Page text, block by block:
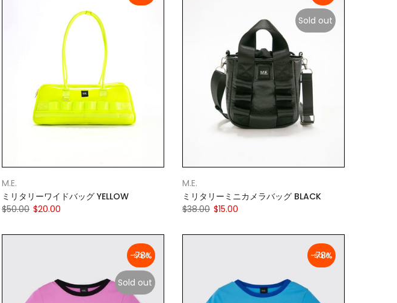
M.E.
ミリタリーワイドバッグ YELLOW
$50.00 $20.00
Sold out
M.E.
ミリタリーミニカメラバッグ BLACK
$38.00 $15.00
-78%
Sold out
-78%